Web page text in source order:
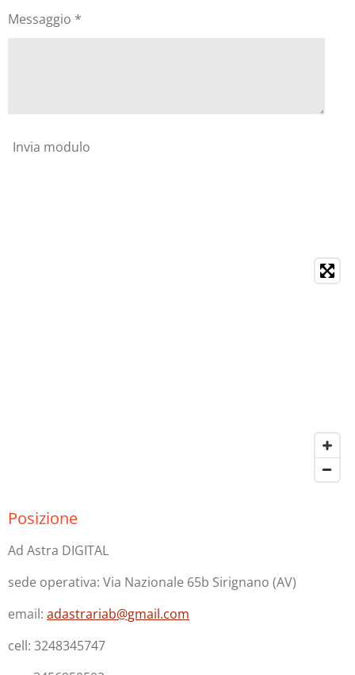
Messaggio *
Invia modulo
Posizione
Ad Astra DIGITAL
sede operativa: Via Nazionale 65b Sirignano (AV)
email: adastrariab@gmail.com
cell: 3248345747